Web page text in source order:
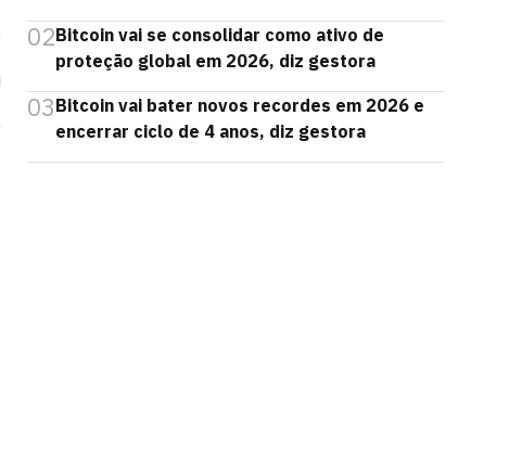
02Bitcoin vai se consolidar como ativo de
proteção global em 2026, diz gestora
03Bitcoin vai bater novos recordes em 2026 e
encerrar ciclo de 4 anos, diz gestora